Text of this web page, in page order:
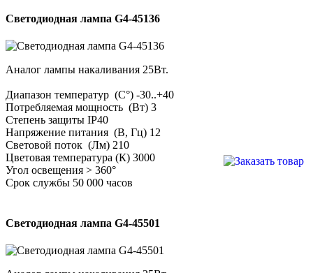
Светодиодная лампа G4-45136
Аналог лампы накаливания 25Вт.
Диапазон температур (С°) -30..+40
Потребляемая мощность (Вт) 3
Степень защиты IP40
Напряжение питания (В, Гц) 12
Световой поток (Лм) 210
Цветовая температура (К) 3000
Угол освещения > 360°
Срок службы 50 000 часов
Светодиодная лампа G4-45501